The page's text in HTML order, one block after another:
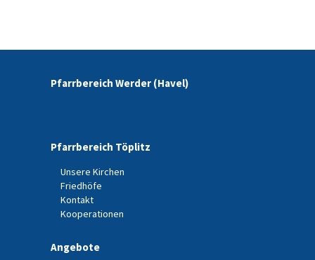
Pfarrbereich Werder (Havel)
Pfarrbereich Töplitz
Unsere Kirchen
Friedhöfe
Kontakt
Kooperationen
Angebote